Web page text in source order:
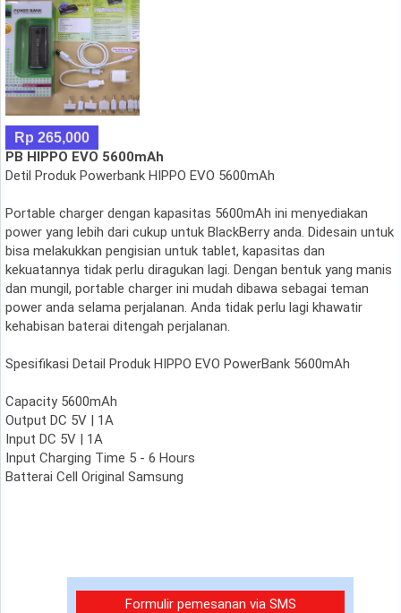
Rp 265,000
PB HIPPO EVO 5600mAh
Detil Produk Powerbank HIPPO EVO 5600mAh
Portable charger dengan kapasitas 5600mAh ini menyediakan
power yang lebih dari cukup untuk BlackBerry anda. Didesain untuk
bisa melakukkan pengisian untuk tablet, kapasitas dan
kekuatannya tidak perlu diragukan lagi. Dengan bentuk yang manis
dan mungil, portable charger ini mudah dibawa sebagai teman
power anda selama perjalanan. Anda tidak perlu lagi khawatir
kehabisan baterai ditengah perjalanan.
Spesifikasi Detail Produk HIPPO EVO PowerBank 5600mAh
Capacity 5600mAh
Output DC 5V | 1A
Input DC 5V | 1A
Input Charging Time 5 - 6 Hours
Batterai Cell Original Samsung
Formulir pemesanan via SMS